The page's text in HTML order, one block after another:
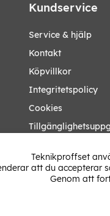
Kundservice
Service & hjälp
Kontakt
Köpvillkor
Integritetspolicy
Cookies
Mina sidor
Teknikproffset
att du accepterar
Genom att